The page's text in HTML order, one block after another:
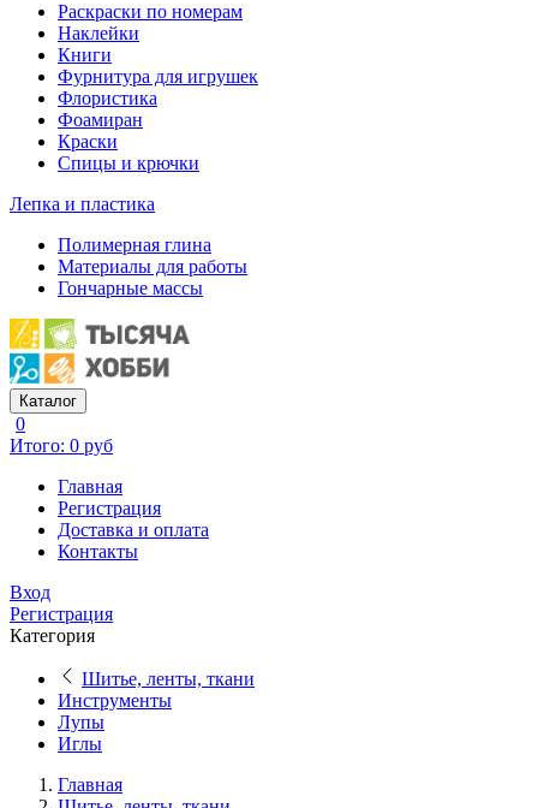
Раскраски по номерам
Наклейки
Книги
Фурнитура для игрушек
Флористика
Фоамиран
Краски
Спицы и крючки
Лепка и пластика
Полимерная глина
Материалы для работы
Гончарные массы
Каталог
0
Итого: 0 руб
Главная
Регистрация
Доставка и оплата
Контакты
Вход
Регистрация
Категория
Шитье, ленты, ткани
Инструменты
Лупы
Иглы
Главная